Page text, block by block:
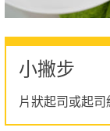
小撇步
片狀起司或起